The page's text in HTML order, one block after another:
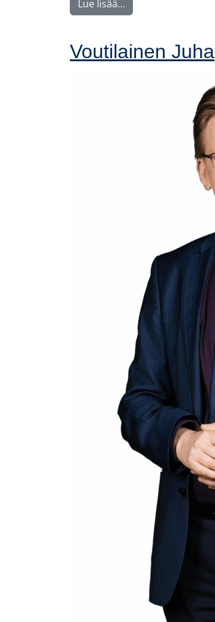
Lue lisää…
Voutilainen Juha